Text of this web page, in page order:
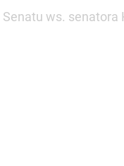
ws.